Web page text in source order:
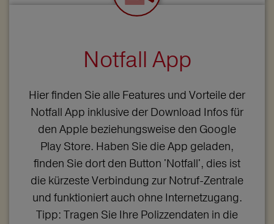
Notfall App
Hier finden Sie alle Features und Vorteile der
Notfall App inklusive der Download Infos für
den Apple beziehungsweise den Google
Play Store. Haben Sie die App geladen,
finden Sie dort den Button 'Notfall', dies ist
die kürzeste Verbindung zur Notruf-Zentrale
und funktioniert auch ohne Internetzugang.
Tipp: Tragen Sie Ihre Polizzendaten in die